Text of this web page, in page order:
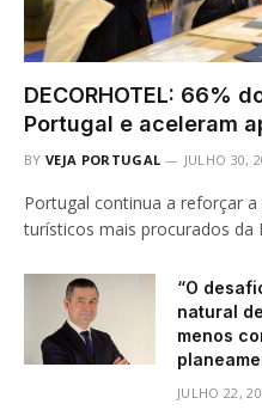
DECORHOTEL: 66%
Portugal e aceleram
BY VEJA PORTUGAL JULHO 30,
Portugal continua a reforçar
turísticos mais procurados da
“O
natural
menos
JULHO 22,